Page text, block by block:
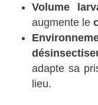
Volume
augmente le
adapte sa
lieu.